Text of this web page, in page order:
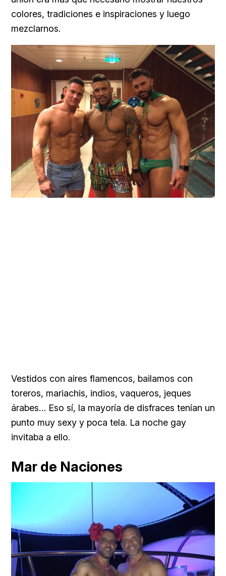
colores, tradiciones e inspiraciones y luego
mezclarnos.
Vestidos con aires flamencos, bailamos con
toreros, mariachis, indios, vaqueros, jeques
árabes… Eso sí, la mayoría de disfraces tenían un
punto muy sexy y poca tela. La noche gay
invitaba a ello.
Mar de Naciones